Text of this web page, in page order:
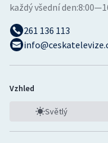
každý všední den:
261 136 113
Vzhled
Světlý